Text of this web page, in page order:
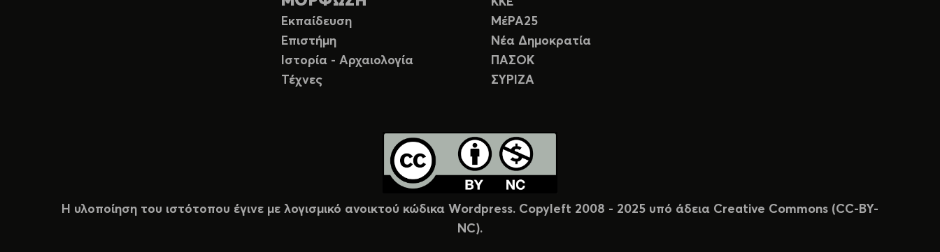
Εκπαίδευση
Επιστήμη
Ιστορία - Αρχαιολογία
Τέχνες
ΜέΡΑ25
Νέα Δημοκρατία
ΠΑΣΟΚ
ΣΥΡΙΖΑ
Η υλοποίηση του ιστότοπου έγινε με λογισμικό ανοικτού κώδικα Wordpress. Copyleft 2008 - 2025 υπό άδεια Creative Commons (CC-BY-
NC).